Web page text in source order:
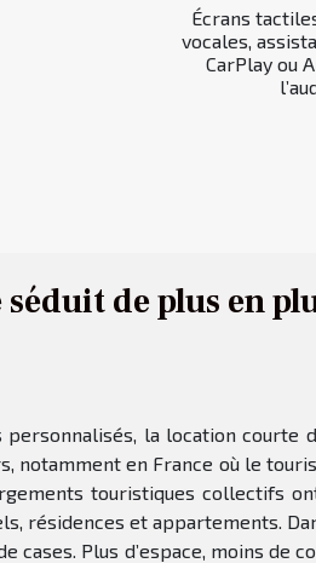
Écrans
vocales,
CarPlay ou
de plus en
la location courte
notamment en France où le
touristiques collectifs
résidences et appartements.
Plus d’espace, moins de